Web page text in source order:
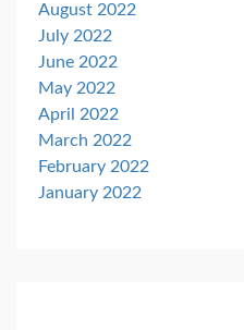
August 2022
July 2022
June 2022
May 2022
April 2022
March 2022
February 2022
January 2022